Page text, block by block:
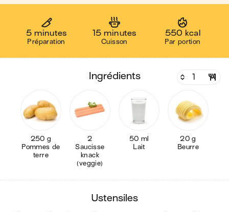
5 minutes
Préparation
15 minutes
Cuisson
550 kcal
Par portion
ingrédients
250 g
Pommes de
terre
2
Saucisse
knack
(veggie)
50 ml
Lait
20 g
Beurre
ustensiles